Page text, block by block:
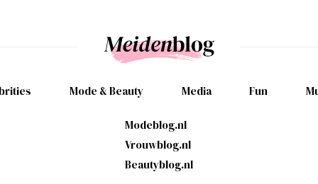
Mode & Beauty Media Fun
Modeblog.nl
Vrouwblog.nl
Beautyblog.nl